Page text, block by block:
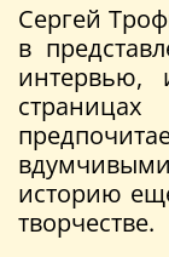
Сергей
в
интервью,
историю
творчестве.